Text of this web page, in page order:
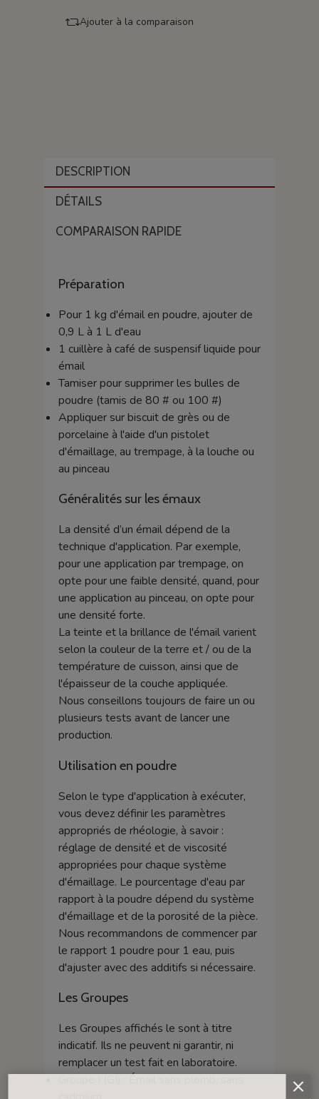
Ajouter à la comparaison
DESCRIPTION
DÉTAILS
COMPARAISON RAPIDE
Préparation
Pour 1 kg d'émail en poudre, ajouter de
0,9 L à 1 L d'eau
1 cuillère à café de suspensif liquide pour
émail
Tamiser pour supprimer les bulles de
poudre (tamis de 80 # ou 100 #)
Appliquer sur biscuit de grès ou de
porcelaine à l'aide d'un pistolet
d'émaillage, au trempage, à la louche ou
au pinceau
Généralités sur les émaux
La densité d’un émail dépend de la
technique d'application. Par exemple,
pour une application par trempage, on
opte pour une faible densité, quand, pour
une application au pinceau, on opte pour
une densité forte.
La teinte et la brillance de l'émail varient
selon la couleur de la terre et / ou de la
température de cuisson, ainsi que de
l'épaisseur de la couche appliquée.
Nous conseillons toujours de faire un ou
plusieurs tests avant de lancer une
production.
Utilisation en poudre
Selon le type d'application à exécuter,
vous devez définir les paramètres
appropriés de rhéologie, à savoir :
réglage de densité et de viscosité
appropriées pour chaque système
d'émaillage. Le pourcentage d'eau par
rapport à la poudre dépend du système
d'émaillage et de la porosité de la pièce.
Nous recommandons de commencer par
le rapport 1 poudre pour 1 eau, puis
d'ajuster avec des additifs si nécessaire.
Les Groupes
Les Groupes affichés le sont à titre
indicatif. Ils ne peuvent ni garantir, ni
remplacer un test fait en laboratoire.